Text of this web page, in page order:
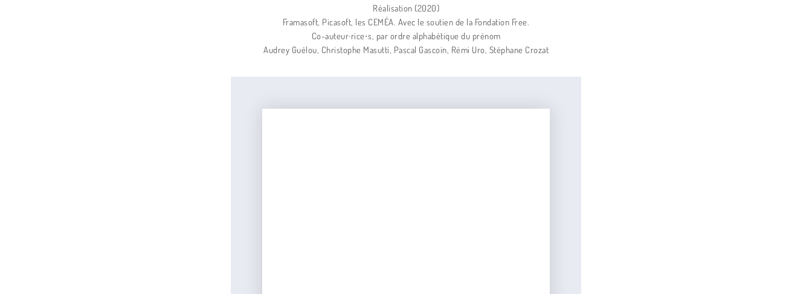
Réalisation (2020)
Framasoft, Picasoft, les CEMÉA. Avec le soutien de la Fondation Free.
Co-auteur·rice⋅s, par ordre alphabétique du prénom
Audrey Guélou, Christophe Masutti, Pascal Gascoin, Rémi Uro, Stéphane Crozat